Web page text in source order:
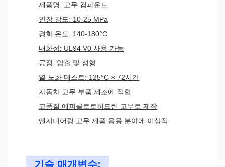
제품명: 고무 컴파운드
인장 강도: 10-25 MPa
경화 온도: 140-180°C
내화성: UL94 V0 사용 가능
공정: 압출 및 성형
열 노화 테스트: 125°C × 72시간
자동차 고무 부품 제조에 적합
고품질 에피클로로히드린 고무로 제작
엔지니어링 고무 제품 응용 분야에 이상적
기술 매개변수: